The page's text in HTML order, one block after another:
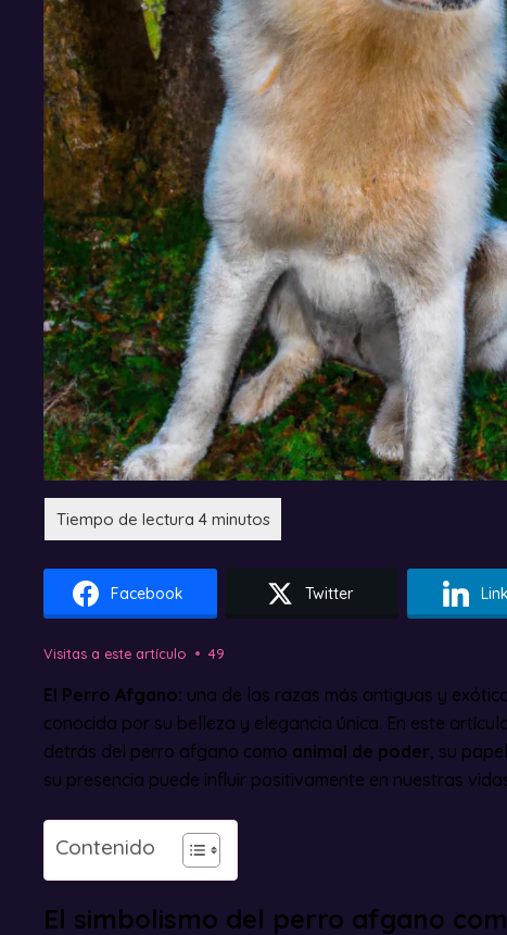
Facebook Twitter
Visitas a este artículo 49
El Perro Afgano: una de las razas más antiguas y
conocida por su belleza y elegancia única. En este
detrás del perro afgano como animal de poder, su
su presencia puede influir positivamente en nuestras
Contenido
El simbolismo del perro afgano